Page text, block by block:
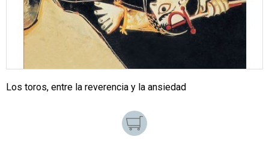
Los toros, entre la reverencia y la ansiedad